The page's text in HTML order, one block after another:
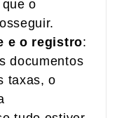
o
e o registro:
documentos
taxas, o